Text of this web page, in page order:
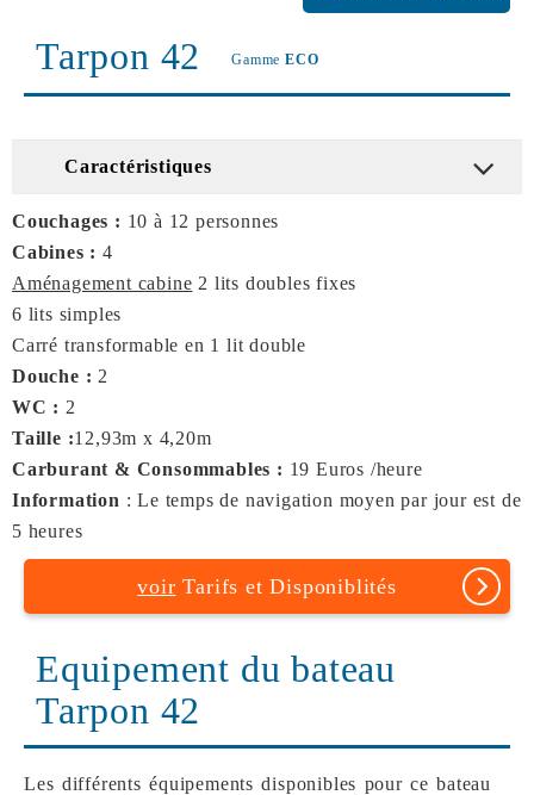
Tarpon 42 GammeECO
Caractéristiques
Couchages : 10 à 12 personnes
Cabines : 4
Aménagement cabine 2 lits doubles fixes
6 lits simples
Carré transformable en 1 lit double
Douche : 2
WC : 2
Taille :12,93m x 4,20m
Carburant & Consommables : 19 Euros /heure
Information : Le temps de navigation moyen par jour est de
5 heures
voir Tarifs et Disponiblités
Equipement du bateau
Tarpon 42
Les différents équipements disponibles pour ce bateau